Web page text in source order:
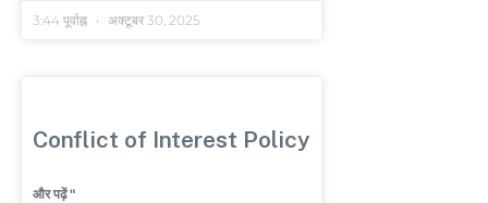
3:44 पूर्वाह्न अक्टूबर 30, 2025
Conflict of Interest Policy
और पढ़ें "